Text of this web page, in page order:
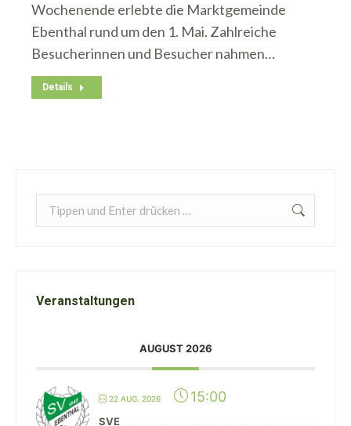
Wochenende erlebte die Marktgemeinde
Ebenthal rund um den 1. Mai. Zahlreiche
Besucherinnen und Besucher nahmen…
Details
Search:
Veranstaltungen
AUGUST 2026
22 AUG. 2026 15:00
SVE